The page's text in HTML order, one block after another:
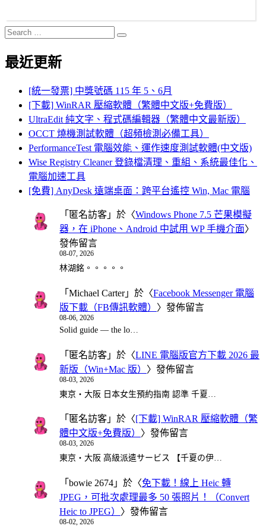
Search
for:
Search
最近更新
[統一發票] 中獎號碼 115 年 5、6月
[下載] WinRAR 壓縮軟體（繁體中文版+免費版）
UltraEdit 純文字、程式碼編輯器（繁體中文最新版）
OCCT 燒機測試軟體（超頻檢測必備工具）
PerformanceTest 電腦效能、運作速度測試軟體(中文版)
Wise Registry Cleaner 登錄檔清理、重組、系統最佳化、
電腦加速工具
[免費] AnyDesk 遠端桌面：跨平台遙控 Win, Mac 電腦
「 匿名訪客 」於〈Windows Phone 7.5 芒果模擬
器，在 iPhone、Android 中試用 WP 手機介面〉
發佈留言
08-07, 2026
林湖銘。。。。。
「 Michael Carter」於〈Facebook Messenger 電腦
版下載（FB傳訊軟體） 〉發佈留言
08-06, 2026
Solid guide — the lo…
「 匿名訪客 」於〈LINE 電腦版官方下載 2026 最
新版（Win+Mac 版） 〉發佈留言
08-03, 2026
東京・大阪 日本女生預約指南 認準 千夏…
「 匿名訪客 」於〈[下載] WinRAR 壓縮軟體（繁
體中文版+免費版） 〉發佈留言
08-03, 2026
東京・大阪 高級派遣サービス 【千夏の伊…
「 bowie 2674 」於〈免下載！線上 Heic 轉
JPEG，可批次處理最多 50 張照片！（Convert
Heic to JPEG） 〉發佈留言
08-02, 2026